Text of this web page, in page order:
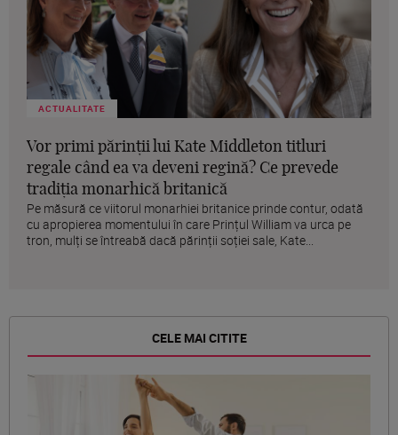
ACTUALITATE
Vor primi părinții lui Kate Middleton titluri
regale când ea va deveni regină? Ce prevede
tradiția monarhică britanică
Pe măsură ce viitorul monarhiei britanice prinde contur, odată
cu apropierea momentului în care Prințul William va urca pe
tron, mulți se întreabă dacă părinții soției sale, Kate...
CELE MAI CITITE